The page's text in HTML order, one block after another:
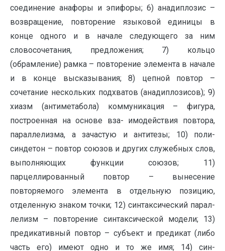
соединение анафоры и эпифоры; 6) анадиплозис –
возвращение, повторение языковой единицы в
конце одного и в начале следующего за ним
словосочетания, предложения; 7) кольцо
(обрамление) рамка – повторение элемента в начале
и в конце высказывания; 8) цепной повтор –
сочетание нескольких подхватов (анадиплозисов); 9)
хиазм (антиметабола) коммуникация – фигура,
построенная на основе вза- имодействия повтора,
параллелизма, а зачастую и антитезы; 10) поли-
синдетон – повтор союзов и других служебных слов,
выполняющих функции союзов; 11)
парцеллированный повтор – вынесение
повторяемого элемента в отдельную позицию,
отделенную знаком точки; 12) синтаксический парал-
лелизм – повторение синтаксической модели; 13)
предикативный повтор – субъект и предикат (либо
часть его) имеют одно и то же имя; 14) син-